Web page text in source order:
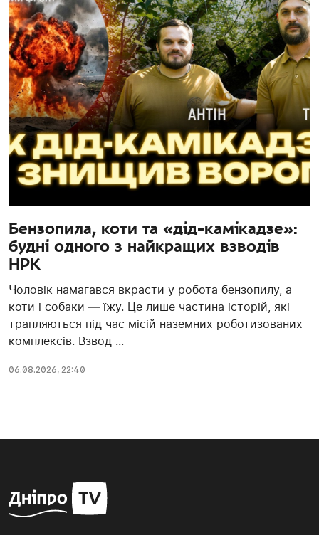
Бензопила, коти та «дід-камікадзе»:
будні одного з найкращих взводів
НРК
Чоловік намагався вкрасти у робота бензопилу, а
коти і собаки — їжу. Це лише частина історій, які
трапляються під час місій наземних роботизованих
комплексів. Взвод ...
06.08.2026, 22:40